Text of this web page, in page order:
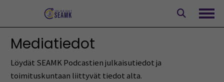
Mediatiedot
Löydät SEAMK Podcastien julkaisutiedot ja
toimituskuntaan liittyvät tiedot alta.